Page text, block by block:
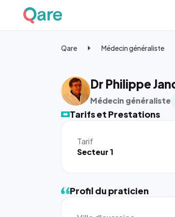
Qare Médecin généraliste
Dr Philippe
Médecin généraliste
Tarifs et Prestations
Tarif
Secteur 1
Profil du praticien